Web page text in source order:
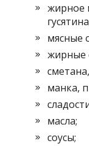
жирное
мясные
жирные
манка,
масла;
соусы;